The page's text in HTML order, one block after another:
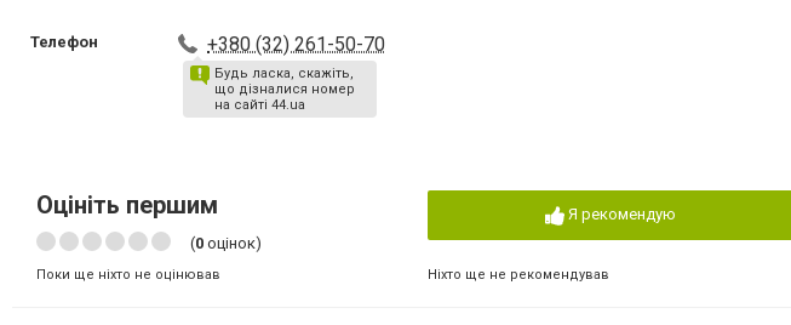
Телефон +380 (32) 261-50-70
Будь ласка, скажіть,
що дізналися номер
на сайті 44.ua
Оцініть першим
(0 оцінок)
Поки ще ніхто не оцінював
Я рекомендую
Ніхто ще не рекомендував